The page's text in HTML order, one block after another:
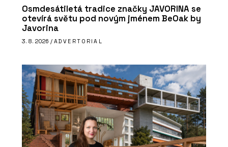
Osmdesátiletá tradice značky JAVORINA se
otevírá světu pod novým jménem BeOak by
Javorina
3. 8. 2026 / ADVERTORIAL